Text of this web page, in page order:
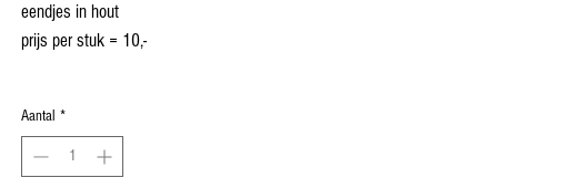
eendjes in hout
prijs per stuk = 10,-
Aantal *